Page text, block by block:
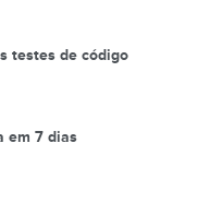
testes de código
em 7 dias